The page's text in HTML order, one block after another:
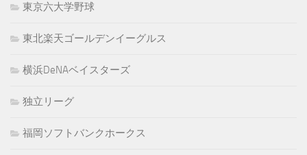
東京六大学野球
東北楽天ゴールデンイーグルス
横浜DeNAベイスターズ
独立リーグ
福岡ソフトバンクホークス